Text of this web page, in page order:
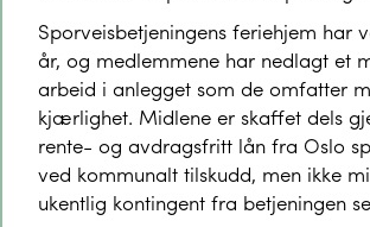
Sporveisbetjeningens feriehjem har
år, og medlemmene har nedlagt et
arbeid i anlegget som de omfatter
kjærlighet. Midlene er skaffet dels
rente- og avdragsfritt lån fra Oslo
ved kommunalt tilskudd, men ikke
ukentlig kontingent fra betjeningen